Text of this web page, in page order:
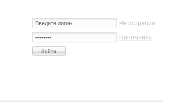
Регистрация
Напомнить